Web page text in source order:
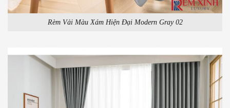
Rèm Vải Màu Xám Hiện Đại Modern Gray 02